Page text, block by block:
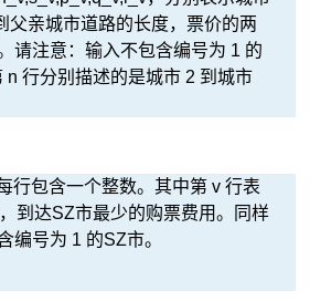
父亲城市道路的长度，票价的两
请注意：输入不包含编号为 1 的
n 行分别描述的是城市 2 到城市
行包含一个整数。其中第 v 行表
到达SZ市最少的购票费用。同样
编号为 1 的SZ市。